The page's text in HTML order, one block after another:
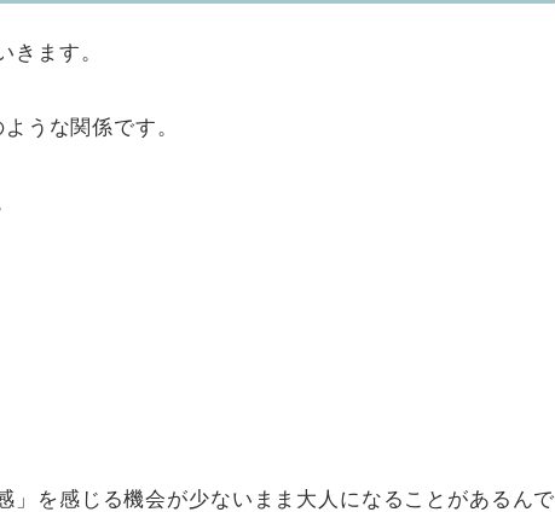
きます。
うな関係です。
」を感じる機会が少ないまま大人になることがあるんで